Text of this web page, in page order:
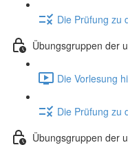
Die Prüfung zu
Übungsgruppen der
Die Vorlesung
Die Prüfung zu
Übungsgruppen der